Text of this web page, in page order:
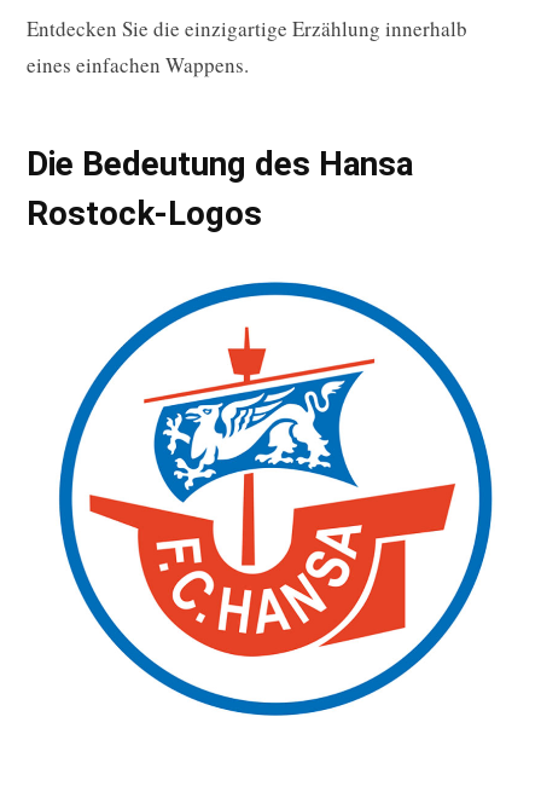
Entdecken Sie die einzigartige Erzählung innerhalb
eines einfachen Wappens.
Die Bedeutung des Hansa
Rostock-Logos